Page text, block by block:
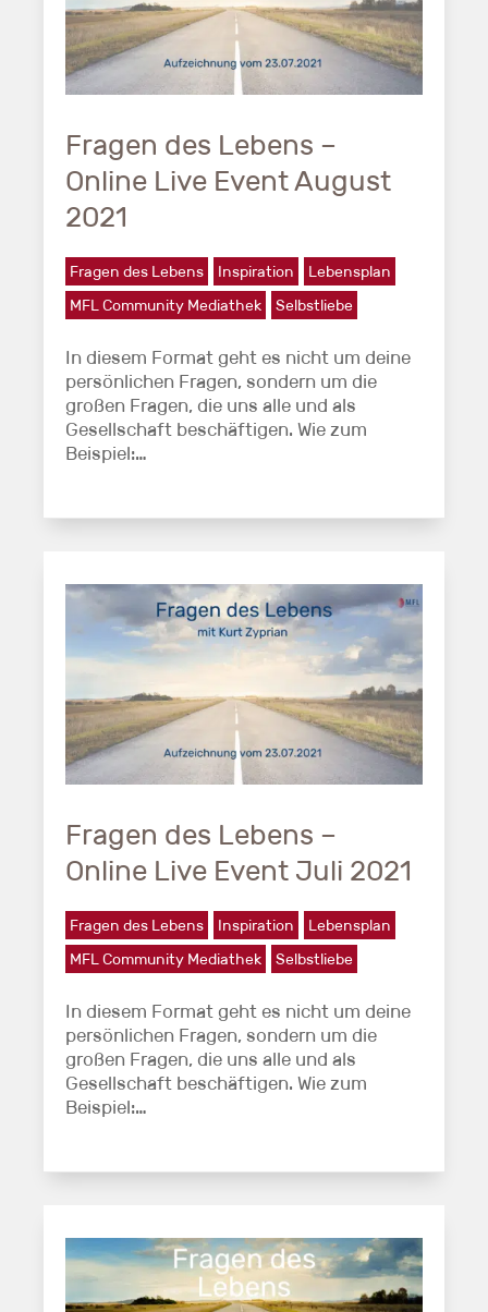
Fragen des Lebens –
Online Live Event August
2021
Fragen des Lebens Inspiration
Lebensplan
MFL Community Mediathek
Selbstliebe
In diesem Format geht es nicht um deine
persönlichen Fragen, sondern um die
großen Fragen, die uns alle und als
Gesellschaft beschäftigen. Wie zum
Beispiel:…
Fragen des Lebens –
Online Live Event Juli 2021
Fragen des Lebens Inspiration
Lebensplan
MFL Community Mediathek
Selbstliebe
In diesem Format geht es nicht um deine
persönlichen Fragen, sondern um die
großen Fragen, die uns alle und als
Gesellschaft beschäftigen. Wie zum
Beispiel:…